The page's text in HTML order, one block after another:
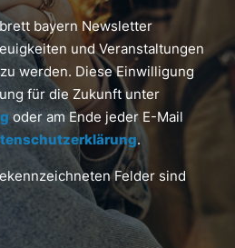
bayern Newsletter
und Veranstaltungen
werden. Diese Einwilligung
für die Zukunft unter
oder am Ende jeder E-Mail
.
Felder sind